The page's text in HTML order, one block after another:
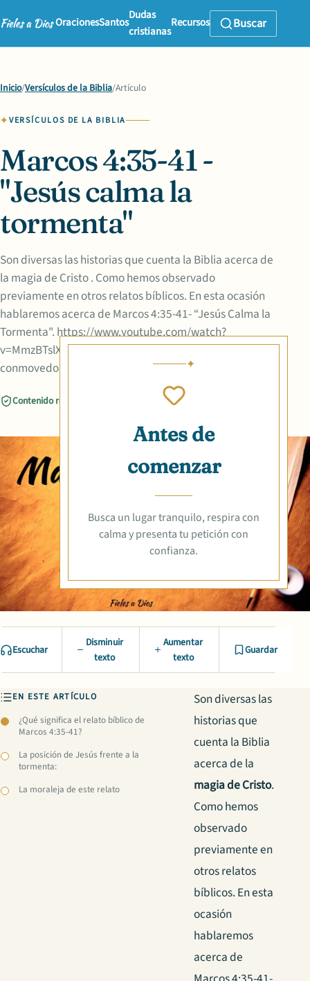
OracionesSantos
Dudas
cristianas
Recursos Buscar
Inicio/Versículos de la Biblia/Artículo
VERSÍCULOS DE LA BIBLIA
Marcos 4:35-41 -
"Jesús calma la
tormenta"
Son diversas las historias que cuenta la Biblia acerca de
la magia de Cristo . Como hemos observado
previamente en otros relatos bíblicos. En esta ocasión
hablaremos acerca de Marcos 4:35-41- “Jesús Calma la
Tormenta". https://www.youtube.com/watch?
v=MmzBTslXVeM Sin duda un relato bíblico muy
conmovedor, que te elevará
Contenido revisado
Antes de
comenzar
Busca un lugar tranquilo, respira con
calma y presenta tu petición con
confianza.
Escuchar
Disminuir
texto
Aumentar
texto
Guardar
EN ESTE ARTÍCULO
¿Qué significa el relato bíblico de
Marcos 4:35-41?
La posición de Jesús frente a la
tormenta:
La moraleja de este relato
Son diversas las
historias que
cuenta la Biblia
acerca de la
magia de Cristo.
Como hemos
observado
previamente en
otros relatos
bíblicos. En esta
ocasión
hablaremos
acerca de